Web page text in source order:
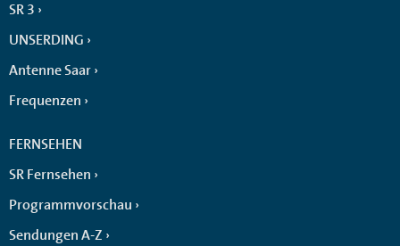
SR 3
UNSERDING
Antenne Saar
Frequenzen
FERNSEHEN
SR Fernsehen
Programmvorschau
Sendungen A-Z